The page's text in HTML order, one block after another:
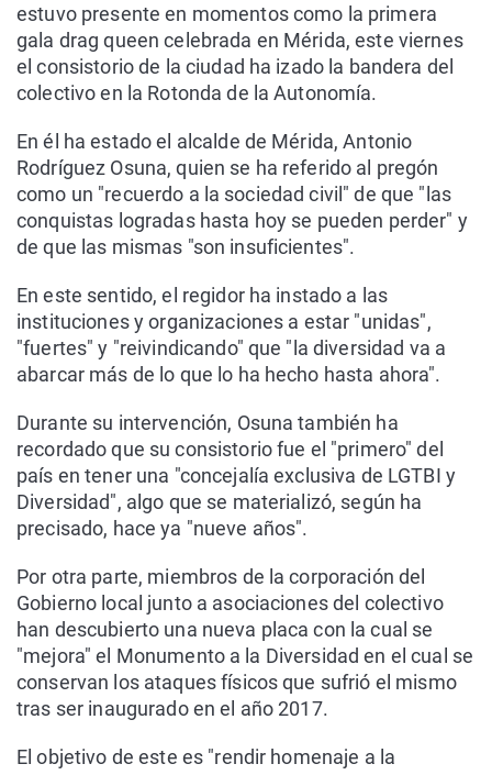
estuvo presente en momentos como la primera
gala drag queen celebrada en Mérida, este viernes
el consistorio de la ciudad ha izado la bandera del
colectivo en la Rotonda de la Autonomía.
En él ha estado el alcalde de Mérida, Antonio
Rodríguez Osuna, quien se ha referido al pregón
como un "recuerdo a la sociedad civil" de que "las
conquistas logradas hasta hoy se pueden perder" y
de que las mismas "son insuficientes".
En este sentido, el regidor ha instado a las
instituciones y organizaciones a estar "unidas",
"fuertes" y "reivindicando" que "la diversidad va a
abarcar más de lo que lo ha hecho hasta ahora".
Durante su intervención, Osuna también ha
recordado que su consistorio fue el "primero" del
país en tener una "concejalía exclusiva de LGTBI y
Diversidad", algo que se materializó, según ha
precisado, hace ya "nueve años".
Por otra parte, miembros de la corporación del
Gobierno local junto a asociaciones del colectivo
han descubierto una nueva placa con la cual se
"mejora" el Monumento a la Diversidad en el cual se
conservan los ataques físicos que sufrió el mismo
tras ser inaugurado en el año 2017.
El objetivo de este es "rendir homenaje a la